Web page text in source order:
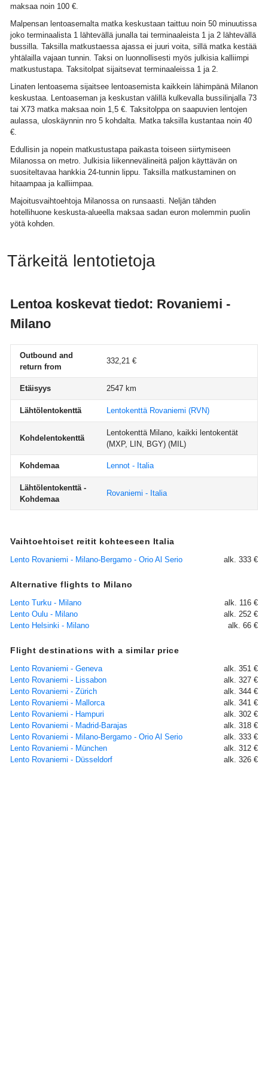
maksaa noin 100 €.
Malpensan lentoasemalta matka keskustaan taittuu noin 50 minuutissa
joko terminaalista 1 lähtevällä junalla tai terminaaleista 1 ja 2 lähtevällä
bussilla. Taksilla matkustaessa ajassa ei juuri voita, sillä matka kestää
yhtälailla vajaan tunnin. Taksi on luonnollisesti myös julkisia kalliimpi
matkustustapa. Taksitolpat sijaitsevat terminaaleissa 1 ja 2.
Linaten lentoasema sijaitsee lentoasemista kaikkein lähimpänä Milanon
keskustaa. Lentoaseman ja keskustan välillä kulkevalla bussilinjalla 73
tai X73 matka maksaa noin 1,5 €. Taksitolppa on saapuvien lentojen
aulassa, uloskäynnin nro 5 kohdalta. Matka taksilla kustantaa noin 40
€.
Edullisin ja nopein matkustustapa paikasta toiseen siirtymiseen
Milanossa on metro. Julkisia liikennevälineitä paljon käyttävän on
suositeltavaa hankkia 24-tunnin lippu. Taksilla matkustaminen on
hitaampaa ja kalliimpaa.
Majoitusvaihtoehtoja Milanossa on runsaasti. Neljän tähden
hotellihuone keskusta-alueella maksaa sadan euron molemmin puolin
yötä kohden.
Tärkeitä lentotietoja
Lentoa koskevat tiedot: Rovaniemi -
Milano
Outbound and
return from
332,21 €
Etäisyys 2547 km
Lähtölentokenttä Lentokenttä Rovaniemi (RVN)
Kohdelentokenttä
Lentokenttä Milano, kaikki lentokentät
(MXP, LIN, BGY) (MIL)
Kohdemaa Lennot - Italia
Lähtölentokenttä -
Kohdemaa
Rovaniemi - Italia
Vaihtoehtoiset reitit kohteeseen Italia
Lento Rovaniemi - Milano-Bergamo - Orio Al Serio alk. 333 €
Alternative flights to Milano
Lento Turku - Milano
alk. 116 €
Lento Oulu - Milano
alk. 252 €
Lento Helsinki - Milano
alk. 66 €
Flight destinations with a similar price
Lento Rovaniemi - Geneva
alk. 351 €
Lento Rovaniemi - Lissabon
alk. 327 €
Lento Rovaniemi - Zürich
alk. 344 €
Lento Rovaniemi - Mallorca
alk. 341 €
Lento Rovaniemi - Hampuri
alk. 302 €
Lento Rovaniemi - Madrid-Barajas
alk. 318 €
Lento Rovaniemi - Milano-Bergamo - Orio Al Serio
alk. 333 €
Lento Rovaniemi - München
alk. 312 €
Lento Rovaniemi - Düsseldorf
alk. 326 €